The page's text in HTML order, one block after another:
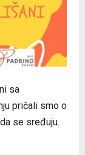
sa
pričali smo o
se sređuju.